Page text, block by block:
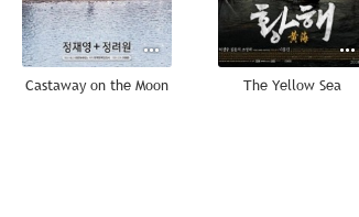
Castaway on the Moon The Yellow Sea